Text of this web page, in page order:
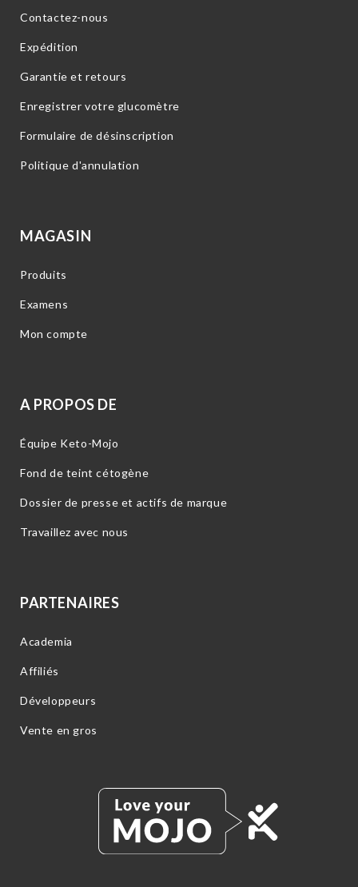
Contactez-nous
Expédition
Garantie et retours
Enregistrer votre glucomètre
Formulaire de désinscription
Politique d'annulation
MAGASIN
Produits
Examens
Mon compte
A PROPOS DE
Équipe Keto-Mojo
Fond de teint cétogène
Dossier de presse et actifs de marque
Travaillez avec nous
PARTENAIRES
Academia
Affiliés
Développeurs
Vente en gros